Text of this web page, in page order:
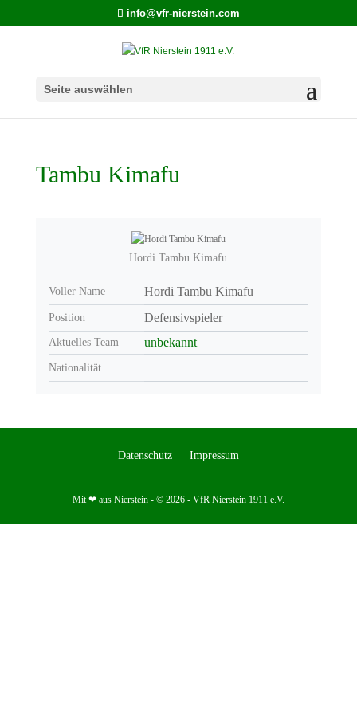
info@vfr-nierstein.com
Seite auswählen
Tambu Kimafu
Hordi Tambu Kimafu
Voller Name Hordi Tambu Kimafu
Position Defensivspieler
Aktuelles Team unbekannt
Nationalität
Datenschutz Impressum
Mit ❤ aus Nierstein - © 2026 - VfR Nierstein 1911 e.V.